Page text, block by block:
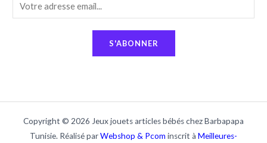
m
S'ABONNER
Copyright © 2026 Jeux jouets articles bébés chez Barbapapa
Tunisie. Réalisé parWebshop & Pcom inscrit à Meilleures-